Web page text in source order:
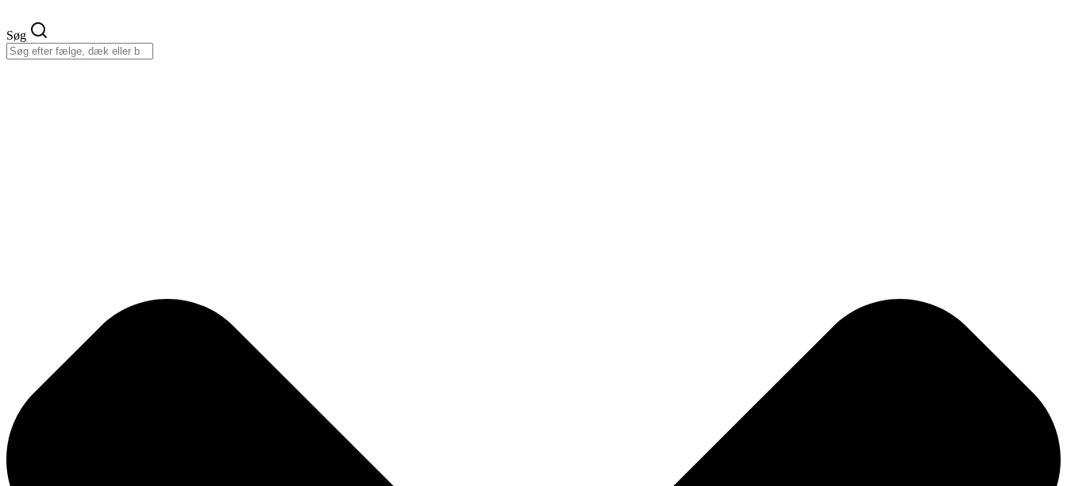
indhold
Søg